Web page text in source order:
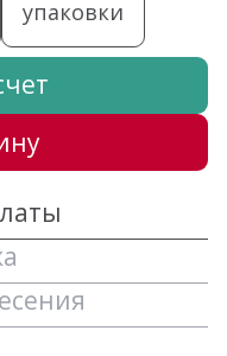
упаковки